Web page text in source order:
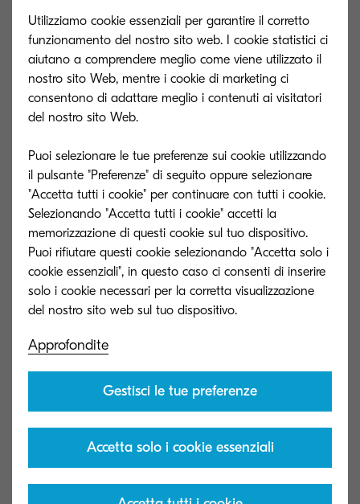
visitatori di sperimentare l'alta qualità di sviluppo
del colore e la texture morbida della stampante
per tessuti eco-friendly inkjet FOREARTH,
sviluppata dal Gruppo Kyocera. Vi aspettiamo al
nostro stand!
Dettagli della 40ª edizione di
Milano Unica 2026 SS
Date: Martedì 4 febbraio 2025 - Giovedì 6
febbraio 2025, dalle 9:00 alle 18:00 (Ultimo
Utilizziamo cookie essenziali per garantire il corretto
funzionamento del nostro sito web. I cookie statistici ci
aiutano a comprendere meglio come viene utilizzato il
nostro sito Web, mentre i cookie di marketing ci
consentono di adattare meglio i contenuti ai visitatori
del nostro sito Web.
Puoi selezionare le tue preferenze sui cookie utilizzando
il pulsante "Preferenze" di seguito oppure selezionare
"Accetta tutti i cookie" per continuare con tutti i cookie.
Selezionando "Accetta tutti i cookie" accetti la
memorizzazione di questi cookie sul tuo dispositivo.
Puoi rifiutare questi cookie selezionando "Accetta solo i
cookie essenziali", in questo caso ci consenti di inserire
solo i cookie necessari per la corretta visualizzazione
Approfondite
Gestisci le tue preferenze
Accetta solo i cookie essenziali